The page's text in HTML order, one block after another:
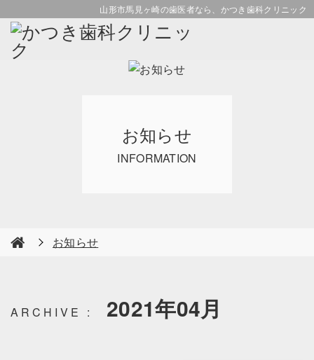
山形市馬見ヶ崎の歯医者なら、かつき歯科クリニック
お知らせ
INFORMATION
お知らせ
2021年04月